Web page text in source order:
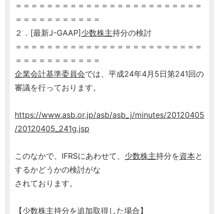
＝＝＝＝＝＝＝＝＝＝＝＝＝＝＝＝＝＝＝＝＝＝＝＝
＝＝＝＝＝＝＝＝＝＝＝
２．[最新J-GAAP] 少数株主持分の検討
＝＝＝＝＝＝＝＝＝＝＝＝＝＝＝＝＝＝＝＝＝＝＝＝
＝＝＝＝＝＝＝＝＝＝＝
企業会計基準委員会では、平成24年4月5日第241回の
審議を行っております。
https://www.asb.or.jp/asb/asb_j/minutes/20120405
/20120405_241g.jsp
このなかで、IFRSにあわせて、 少数株主持分を資本と
するかどうかの検討がな
されております。
【少数株主持分を追加取得した場合】